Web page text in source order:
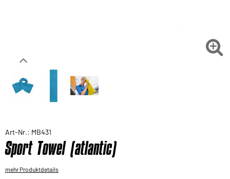

Art-Nr.: MB431
Sport Towel (atlantic)
mehr Produktdetails